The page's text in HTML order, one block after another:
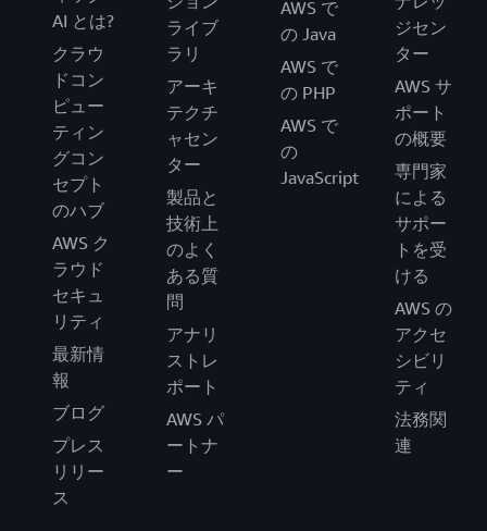
AI とは?
クラウ
ドコン
ピュー
ティン
グコン
セプト
のハブ
AWS ク
ラウド
セキュ
リティ
最新情
報
ブログ
プレス
リリー
ス
ライブ
ラリ
アーキ
テクチ
ャセン
ター
製品と
技術上
のよく
ある質
問
アナリ
ストレ
ポート
AWS パ
ートナ
ー
AWS で
の Java
AWS で
の PHP
AWS で
の
JavaScript
ジセン
ター
AWS サ
ポート
の概要
専門家
による
サポー
トを受
ける
AWS の
アクセ
シビリ
ティ
法務関
連